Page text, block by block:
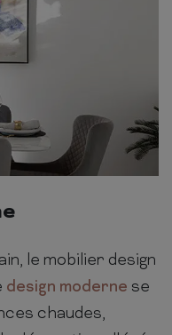
le mobilier design
design moderne se
chaudes,